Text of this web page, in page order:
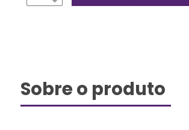
Sobre o produto